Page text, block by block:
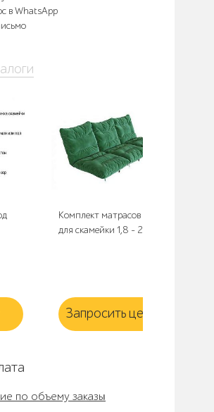
в WhatsApp
Комплект матрасов 2С3
для скамейки 1,8 - 2,0 м.
Запросить цену
по объему заказы